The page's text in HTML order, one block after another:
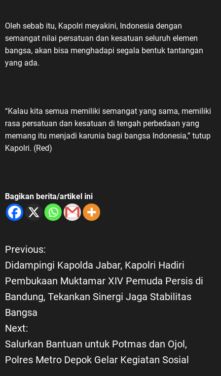
Oleh sebab itu, Kapolri meyakini, Indonesia dengan
semangat nilai persatuan dan kesatuan seluruh elemen
bangsa, akan bisa menghadapi segala bentuk tantangan
yang ada.
“Kalau kita semua memiliki semangat yang sama, memiliki
rasa persatuan dan kesatuan di tengah perbedaan yang
memang itu menjadi karunia bagi bangsa Indonesia,” tutup
Kapolri. (Red)
Bagikan berita/artikel ini
N
a
v
i
g
Previous:
Didampingi Kapolda Jabar, Kapolri Hadiri
Pembukaan Muktamar XIV Pemuda Persis di
Bandung, Tekankan Sinergi Jaga Stabilitas
Bangsa
Next:
Salurkan Bantuan untuk Potmas dan Ojol,
Polres Metro Depok Gelar Kegiatan Sosial